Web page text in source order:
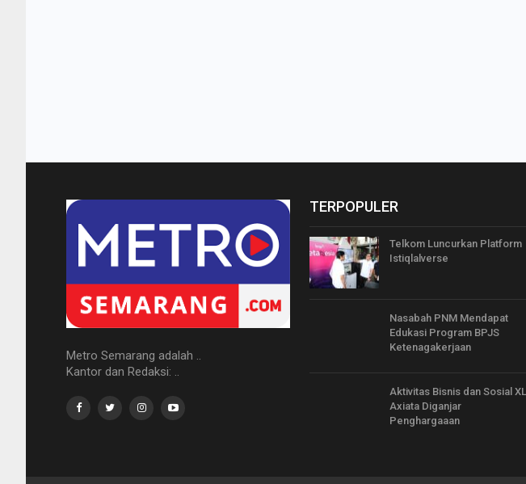
Metro Semarang adalah ..
Kantor dan Redaksi: ..
TERPOPULER
Telkom Luncurkan Platform
Istiqlalverse
Nasabah PNM Mendapat
Edukasi Program BPJS
Ketenagakerjaan
Aktivitas Bisnis dan Sosial XL
Axiata Diganjar
Penghargaaan